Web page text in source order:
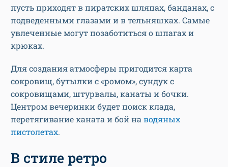
пусть приходят в пиратских шляпах, банданах, с
подведенными глазами и в тельняшках. Самые
увлеченные могут позаботиться о шпагах и
крюках.
Для создания атмосферы пригодится карта
сокровищ, бутылки с «ромом», сундук с
сокровищами, штурвалы, канаты и бочки.
Центром вечеринки будет поиск клада,
перетягивание каната и бой на водяных
пистолетах.
В стиле ретро